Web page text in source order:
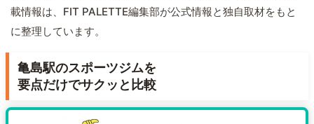
載情報は、FIT PALETTE編集部が公式情報と独自取材をもと
に整理しています。
亀島駅のスポーツジムを
要点だけでサクッと比較